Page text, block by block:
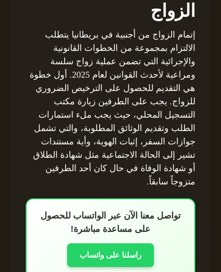
الزواج
إتمام الزواج من أجنبية في بريطانيا يتطلب
الالتزام بمجموعة من الخطوات القانونية
والإجرائية التي تضمن عملية زواج سلسة
ومراعية لأحدث القوانين لعام 2025. أول خطوة
هي التقديم للحصول على الترخيص الضروري
للزواج. يجب على الطرفين زيارة مكتب
التسجيل المحلي، حيث يجب ملء استمارات
الطلب وتقديم الوثائق المطلوبة، والتي تشمل
جوازات السفر، إثبات الهوية، وأية مستندات
تشير إلى الحالة الاجتماعية مثل شهادة الطلاق
أو شهادة الوفاة في حال كان أحد الطرفين
متزوجاً سابقاً.
تواصل معنا الآن عبر الواتساب للحصول
على مساعدة مباشرة!
راسلنا على واتساب